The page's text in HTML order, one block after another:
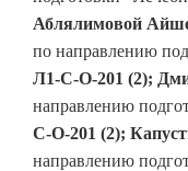
Аблялимовой
по направлению
Л1-С-О-201 (2);
направлению
С-О-201 (2);
направлению